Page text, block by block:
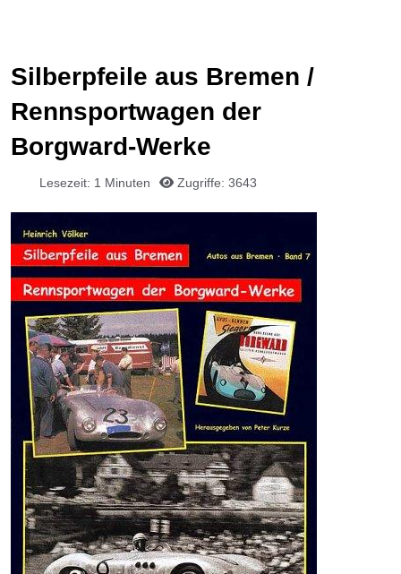
Silberpfeile aus Bremen /
Rennsportwagen der
Borgward-Werke
Lesezeit: 1 Minuten Zugriffe: 3643